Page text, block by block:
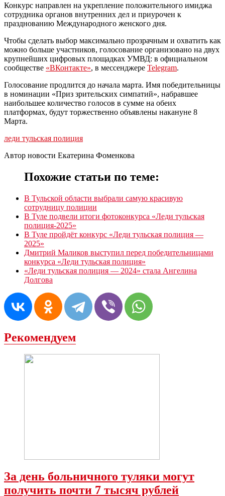
Конкурс направлен на укрепление положительного имиджа
сотрудника органов внутренних дел и приурочен к
празднованию Международного женского дня.
Чтобы сделать выбор максимально прозрачным и охватить как
можно больше участников, голосование организовано на двух
крупнейших цифровых площадках УМВД: в официальном
сообществе «ВКонтакте», в мессенджере Telegram.
Голосование продлится до начала марта. Имя победительницы
в номинации «Приз зрительских симпатий», набравшее
наибольшее количество голосов в сумме на обеих
платформах, будут торжественно объявлены накануне 8
Марта.
леди тульская полиция
Автор новости Екатерина Фоменкова
Похожие статьи по теме:
В Тульской области выбрали самую красивую
сотрудницу полиции
В Туле подвели итоги фотоконкурса «Леди тульская
полиция-2025»
В Туле пройдёт конкурс «Леди тульская полиция —
2025»
Дмитрий Маликов выступил перед победительницами
конкурса «Леди тульская полиция»
«Леди тульская полиция — 2024» стала Ангелина
Долгова
Рекомендуем
За день больничного туляки могут
получить почти 7 тысяч рублей